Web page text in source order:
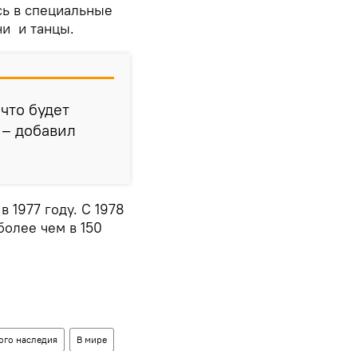
в специальные
и танцы.
будет
добавил
1977 году. С 1978
чем в 150
наследия В мире